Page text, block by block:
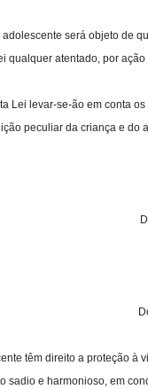
será objeto de
qualquer atentado, por
levar-se-ão em conta os
peculiar da criança e do
têm direito a proteção à
sadio e harmonioso, em